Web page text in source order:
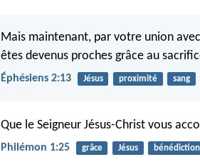
Mais maintenant, par votre union
êtes devenus proches grâce au
Éphésiens 2:13 Jésus proximité sang
Que le Seigneur Jésus-Christ vous
Philémon 1:25 grâce Jésus bénédiction